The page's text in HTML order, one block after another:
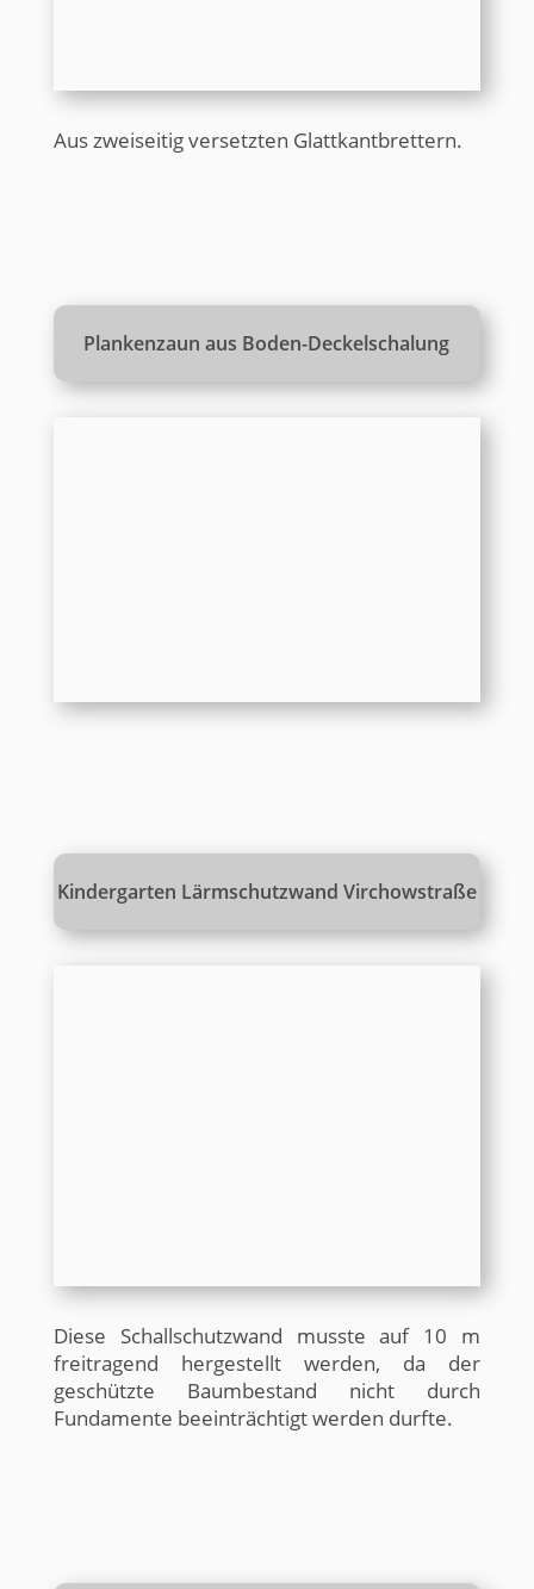
Aus zweiseitig versetzten Glattkantbrettern.
Plankenzaun aus Boden-Deckelschalung
Kindergarten Lärmschutzwand Virchowstraße
Diese Schallschutzwand musste auf 10 m
freitragend hergestellt werden, da der
geschützte Baumbestand nicht durch
Fundamente beeinträchtigt werden durfte.